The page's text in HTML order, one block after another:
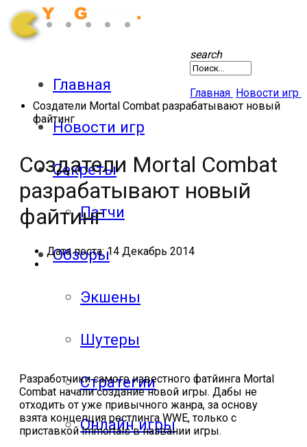
Главная
Новости игр
Секреты
Патчи
Обзоры
Экшены
Шутеры
Стратегии
Онлайн игры
search
Главная Новости игр
Создатели Mortal Combat разрабатывают новый
файтинг
Создатели Mortal Combat
разрабатывают новый
файтинг
Дата поста: 14 Декабрь 2014
Разработчики самого известного фатйинга Mortal
Combat начали создание новой игры. Дабы не
отходить от уже привычного жанра, за основу
взята концепция рестлинга WWE, только с
приставкой Immortals в названии игры.